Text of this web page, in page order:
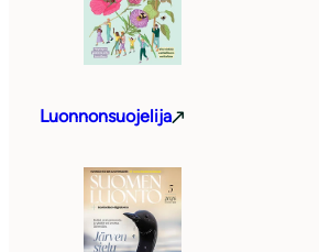
Luonnonsuojelija